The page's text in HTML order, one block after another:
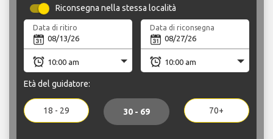
Riconsegna nella stessa località
Data di ritiro Data di riconsegna
Età del guidatore:
18 - 29 30 - 69 70+